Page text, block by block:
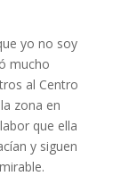
yo no soy
mucho
al Centro
zona en
que ella
y siguen